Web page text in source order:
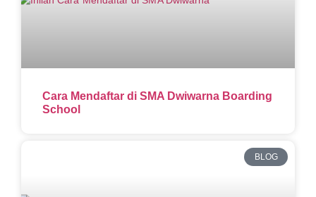
Cara Mendaftar di SMA Dwiwarna Boarding
School
BLOG